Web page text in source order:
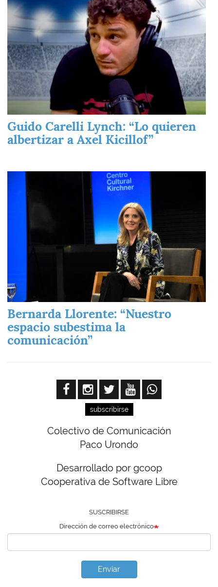
Guido Carelli Lynch: “Lo quieren
albertizar a Axel Kicillof”
Imagen
Bernarda Llorente: “Nuestro
espacio subestima la
comunicación”
subscribirse
Colectivo de Comunicación
Paco Urondo
Desarrollado por gcoop
Cooperativa de Software Libre
SUSCRIBIRSE
Dirección de correo electrónico
Enviar